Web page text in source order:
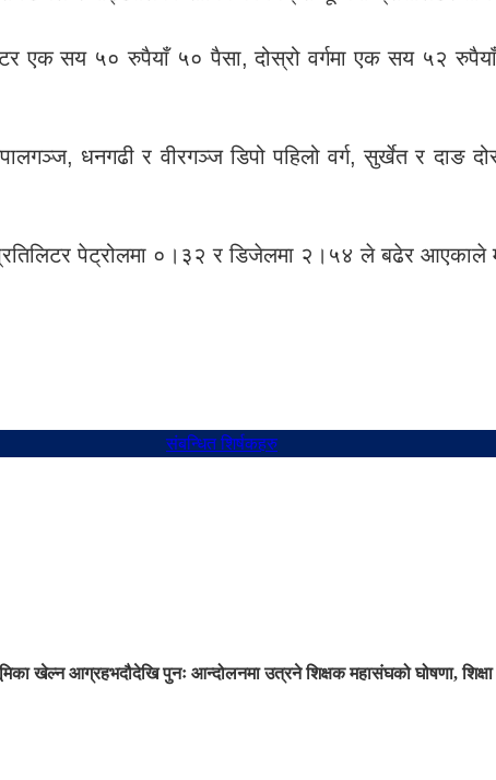
एक सय ५० रुपैयाँ ५० पैसा, दोस्रो वर्गमा एक सय ५२
धनगढी र वीरगञ्ज डिपो पहिलो वर्ग, सुर्खेत र दाङ
पेट्रोलमा ०।३२ र डिजेलमा २।५४ ले बढेर आएकाले
संबन्धित शिर्षकहरु
खेल्न आग्रहभदौदेखि पुनः आन्दोलनमा उत्रने शिक्षक महासंघको घोषणा,